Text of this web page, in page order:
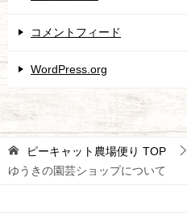
コメントフィード
WordPress.org
ピーキャット農場便り TOP
ゆうきの園芸ショップについて